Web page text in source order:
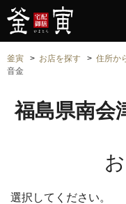
釜寅 お店を探す 住所か
音金
福島県南
選択してください。